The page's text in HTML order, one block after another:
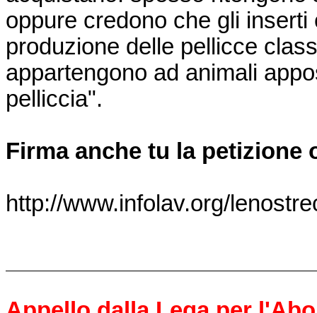
oppure credono che gli
produzione delle pellicce
appartengono ad animali
pelliccia".
Firma anche tu la petizione
http://www.infolav.org/